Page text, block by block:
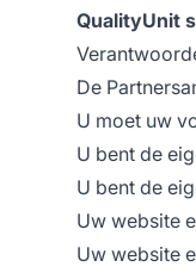
QualityUnit
De
U moet uw
U bent de
U bent de
Uw website
Uw website